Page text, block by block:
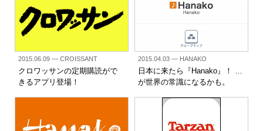
2015.06.09— CROISSANT
クロワッサンの定期購読がで
きるアプリ登場！
2015.04.03— HANAKO
日本に来たら『Hanako』！ …
が世界の常識になるかも。